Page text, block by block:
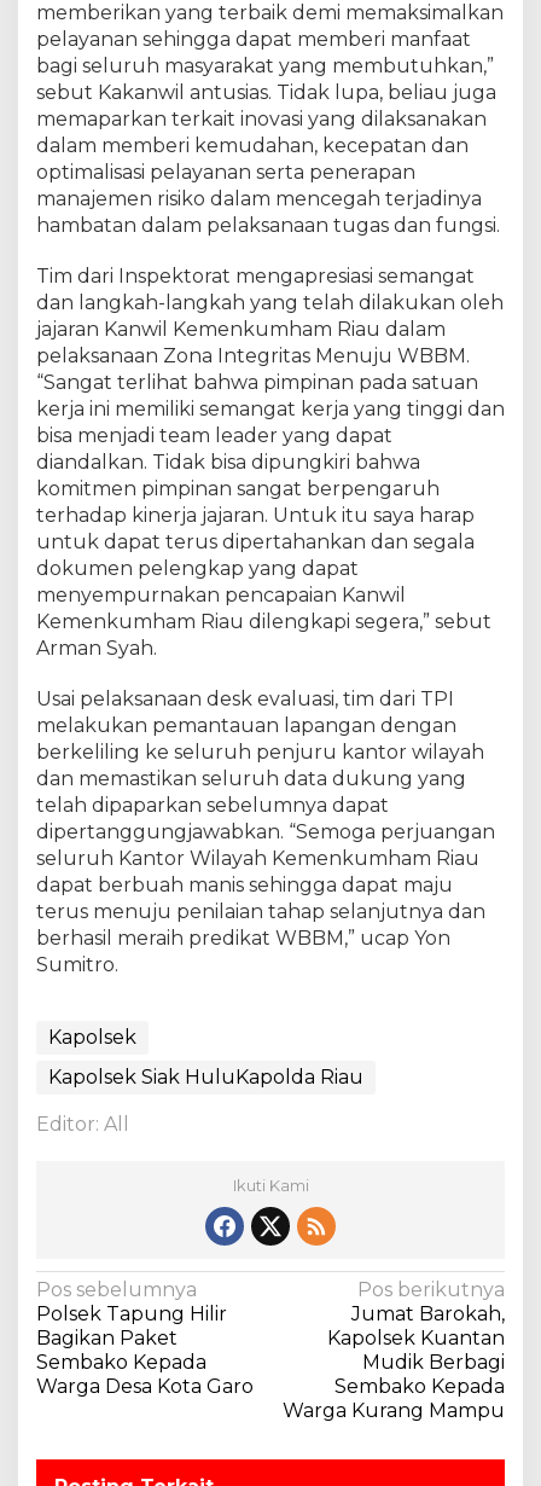
T
a
h
u
n
2
0
2
3
r
h
a
s
i
l
Y
a
k
k
a
n
m
P
e
n
i
a
i
n
t
memberikan yang terbaik demi memaksimalkan
pelayanan sehingga dapat memberi manfaat
bagi seluruh masyarakat yang membutuhkan,”
sebut Kakanwil antusias. Tidak lupa, beliau juga
memaparkan terkait inovasi yang dilaksanakan
dalam memberi kemudahan, kecepatan dan
optimalisasi pelayanan serta penerapan
manajemen risiko dalam mencegah terjadinya
hambatan dalam pelaksanaan tugas dan fungsi.
Tim dari Inspektorat mengapresiasi semangat
dan langkah-langkah yang telah dilakukan oleh
jajaran Kanwil Kemenkumham Riau dalam
pelaksanaan Zona Integritas Menuju WBBM.
“Sangat terlihat bahwa pimpinan pada satuan
kerja ini memiliki semangat kerja yang tinggi dan
bisa menjadi team leader yang dapat
diandalkan. Tidak bisa dipungkiri bahwa
komitmen pimpinan sangat berpengaruh
terhadap kinerja jajaran. Untuk itu saya harap
untuk dapat terus dipertahankan dan segala
dokumen pelengkap yang dapat
menyempurnakan pencapaian Kanwil
Kemenkumham Riau dilengkapi segera,” sebut
Arman Syah.
Usai pelaksanaan desk evaluasi, tim dari TPI
melakukan pemantauan lapangan dengan
berkeliling ke seluruh penjuru kantor wilayah
dan memastikan seluruh data dukung yang
telah dipaparkan sebelumnya dapat
dipertanggungjawabkan. “Semoga perjuangan
seluruh Kantor Wilayah Kemenkumham Riau
dapat berbuah manis sehingga dapat maju
terus menuju penilaian tahap selanjutnya dan
berhasil meraih predikat WBBM,” ucap Yon
Sumitro.
Kapolsek
Kapolsek Siak HuluKapolda Riau
Editor: All
Ikuti Kami
N
a
v
i
a
Pos sebelumnya
Polsek Tapung Hilir
Bagikan Paket
Sembako Kepada
Warga Desa Kota Garo
Pos berikutnya
Jumat Barokah,
Kapolsek Kuantan
Mudik Berbagi
Sembako Kepada
Warga Kurang Mampu